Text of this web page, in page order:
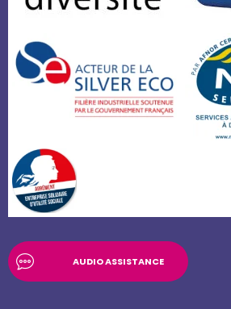
AUDIO ASSISTANCE